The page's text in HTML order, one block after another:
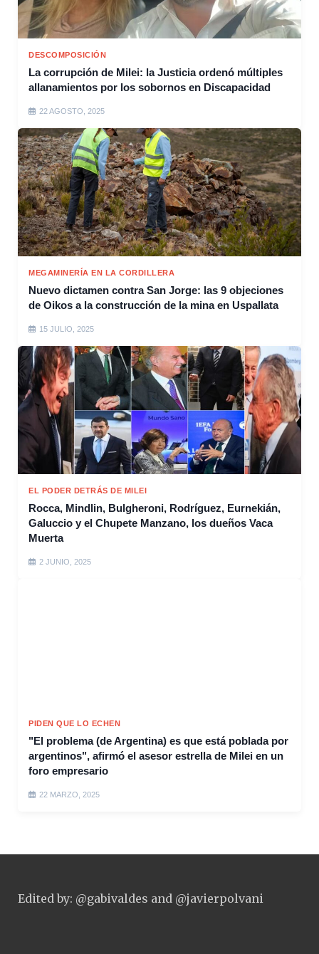
DESCOMPOSICIÓN
La corrupción de Milei: la Justicia ordenó múltiples
allanamientos por los sobornos en Discapacidad
22 AGOSTO, 2025
MEGAMINERÍA EN LA CORDILLERA
Nuevo dictamen contra San Jorge: las 9 objeciones
de Oikos a la construcción de la mina en Uspallata
15 JULIO, 2025
EL PODER DETRÁS DE MILEI
Rocca, Mindlin, Bulgheroni, Rodríguez, Eurnekián,
Galuccio y el Chupete Manzano, los dueños Vaca
Muerta
2 JUNIO, 2025
PIDEN QUE LO ECHEN
"El problema (de Argentina) es que está poblada por
argentinos", afirmó el asesor estrella de Milei en un
foro empresario
22 MARZO, 2025
Edited by: @gabivaldes and @javierpolvani